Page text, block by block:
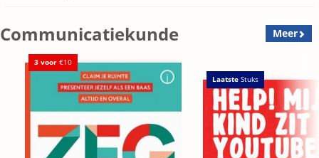
Communicatiekunde Meer
3 voor €10
Laatste Stuks